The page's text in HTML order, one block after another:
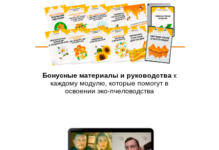
Бонусные материалы и руководства к
каждому модулю, которые помогут в
освоении эко-пчеловодства